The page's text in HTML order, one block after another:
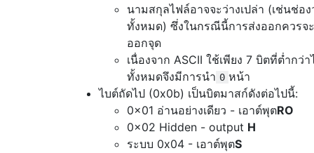
นามสกุลไฟล์อาจจะว่างเปล่า (เช่นช่อง
ทั้งหมด) ซึ่งในกรณีนี้การส่งออกควรจ
ออกจุด
เนื่องจาก ASCII ใช้เพียง 7 บิตที่ต่ำกว่า
ทั้งหมดจึงมีการนำ 0 หน้า
ไบต์ถัดไป (0x0b) เป็นบิตมาสก์ดังต่อไปนี้:
0x01 อ่านอย่างเดียว - เอาต์พุตRO
0x02 Hidden - output H
ระบบ 0x04 - เอาต์พุตS